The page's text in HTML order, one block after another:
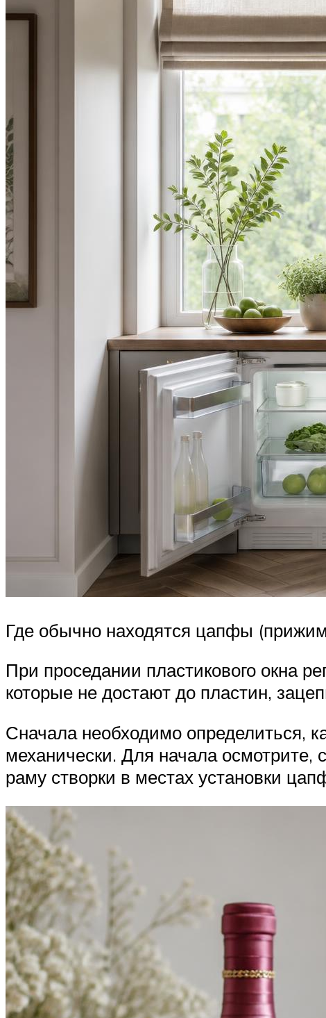
Где обычно находятся цапфы
При проседании пластикового окна
которые не достают до пластин,
Сначала необходимо определиться,
механически. Для начала осмотрите,
раму створки в местах установки